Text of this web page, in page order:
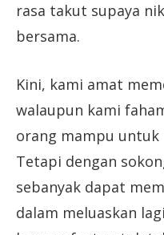
rasa takut supaya
bersama.
Kini, kami amat
walaupun kami
orang mampu untuk
Tetapi dengan
sebanyak dapat
dalam meluaskan